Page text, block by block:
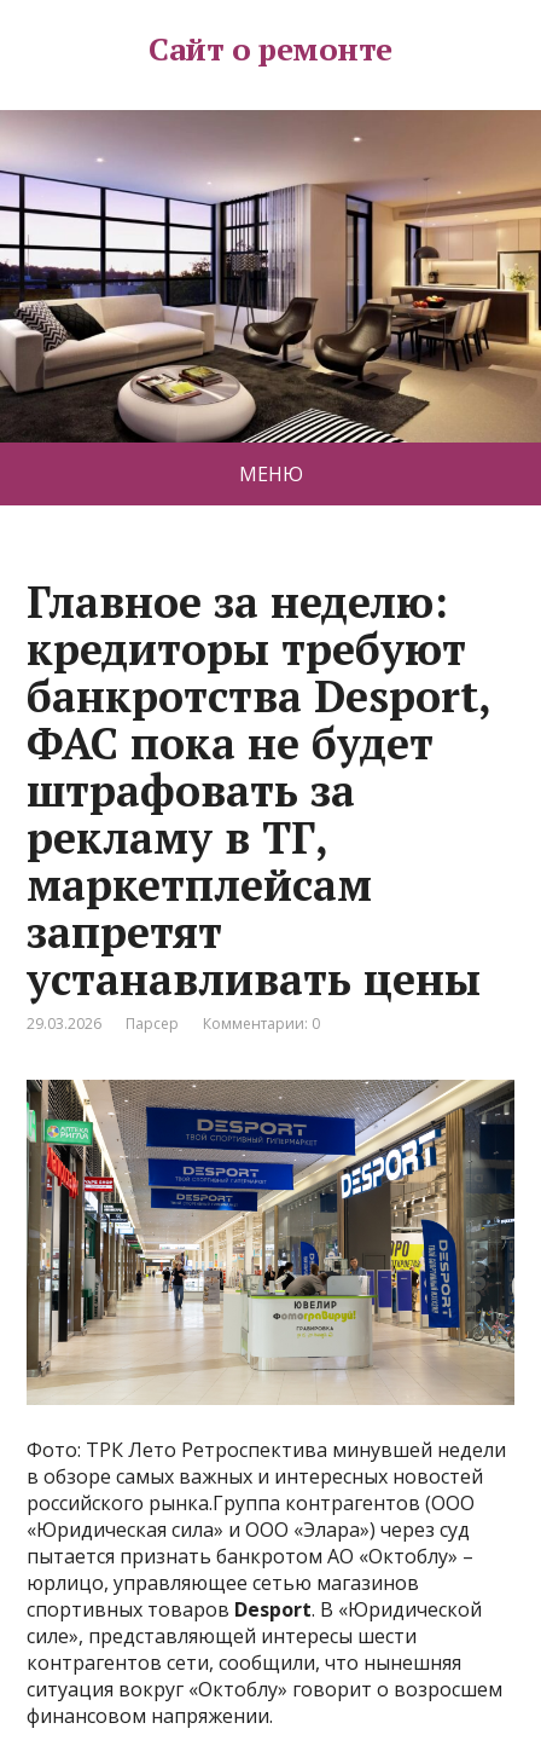
Сайт о ремонте
МЕНЮ
Главное за неделю:
кредиторы требуют
банкротства Desport,
ФАС пока не будет
штрафовать за
рекламу в ТГ,
маркетплейсам
запретят
устанавливать цены
29.03.2026 Парсер Комментарии: 0
Фото: ТРК Лето Ретроспектива минувшей недели
в обзоре самых важных и интересных новостей
российского рынка.Группа контрагентов (ООО
«Юридическая сила» и ООО «Элара») через суд
пытается признать банкротом АО «Октоблу» –
юрлицо, управляющее сетью магазинов
спортивных товаров Desport. В «Юридической
силе», представляющей интересы шести
контрагентов сети, сообщили, что нынешняя
ситуация вокруг «Октоблу» говорит о возросшем
финансовом напряжении.